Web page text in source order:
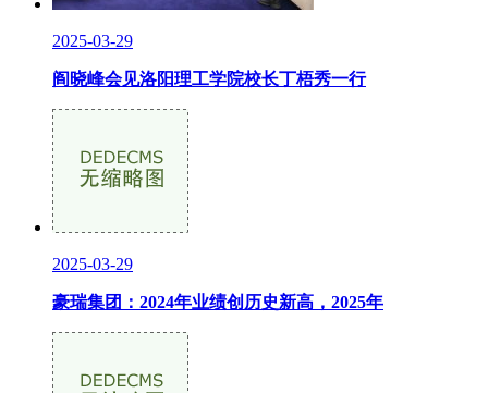
2025-03-29
阎晓峰会见洛阳理工学院校长丁梧秀一行
2025-03-29
豪瑞集团：2024年业绩创历史新高，2025年